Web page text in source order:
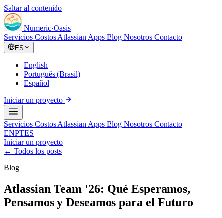
Saltar al contenido
Numeric·Oasis
Servicios Costos Atlassian Apps Blog Nosotros Contacto
ES
English
Português (Brasil)
Español
Iniciar un proyecto
Servicios Costos Atlassian Apps Blog Nosotros Contacto
ENPTES
Iniciar un proyecto
← Todos los posts
Blog
Atlassian Team '26: Qué Esperamos,
Pensamos y Deseamos para el Futuro